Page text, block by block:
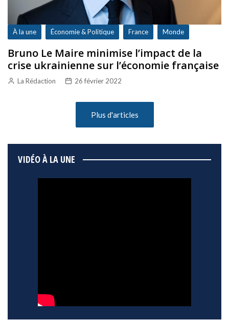
À la une Économie & Politique France Monde
Bruno Le Maire minimise l’impact de la
crise ukrainienne sur l’économie française
La Rédaction 26 février 2022
Plus d'articles
VIDÉO À LA UNE